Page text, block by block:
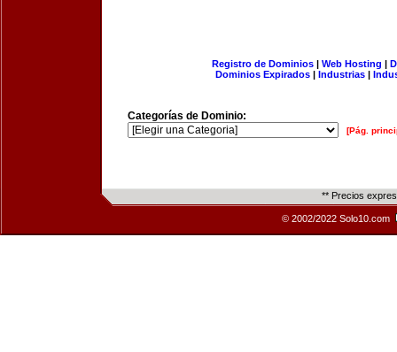
Registro de Dominios| Web Hosting |
Dominios Expirados | Industrias |
Categorías de Dominio:
[Pág.
** Precios
© 2002/2022 Solo10.com